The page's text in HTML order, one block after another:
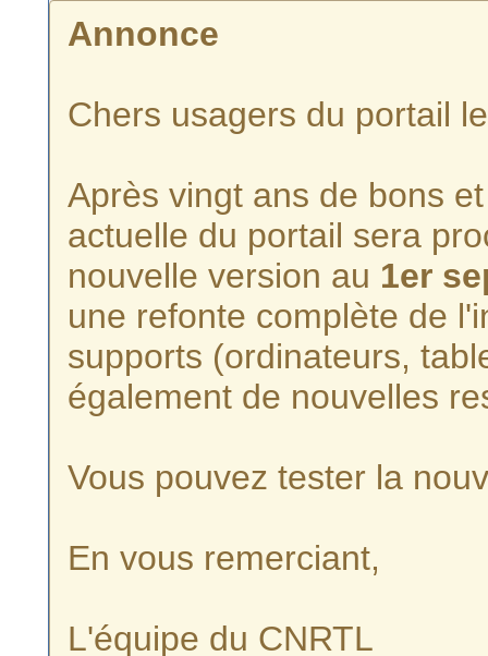
Annonce
Chers usagers du portail
Après vingt ans de bons
actuelle du portail sera
nouvelle version au 1er
une refonte complète de
supports (ordinateurs,
également de nouvelles
Vous pouvez tester la
En vous remerciant,
L'équipe du CNRTL